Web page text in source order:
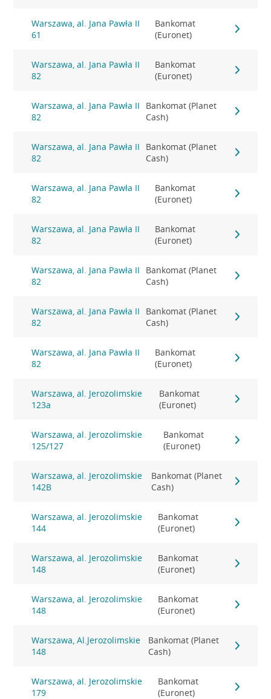
Warszawa, al. Jana Pawła II
61
Bankomat
(Euronet)
Warszawa, al. Jana Pawła II
82
Bankomat
(Euronet)
Warszawa, al. Jana Pawła II
82
Bankomat (Planet
Cash)
Warszawa, al. Jana Pawła II
82
Bankomat (Planet
Cash)
Warszawa, al. Jana Pawła II
82
Bankomat
(Euronet)
Warszawa, al. Jana Pawła II
82
Bankomat
(Euronet)
Warszawa, al. Jana Pawła II
82
Bankomat (Planet
Cash)
Warszawa, al. Jana Pawła II
82
Bankomat (Planet
Cash)
Warszawa, al. Jana Pawła II
82
Bankomat
(Euronet)
Warszawa, al. Jerozolimskie
123a
Bankomat
(Euronet)
Warszawa, al. Jerozolimskie
125/127
Bankomat
(Euronet)
Warszawa, al. Jerozolimskie
142B
Bankomat (Planet
Cash)
Warszawa, al. Jerozolimskie
144
Bankomat
(Euronet)
Warszawa, al. Jerozolimskie
148
Bankomat
(Euronet)
Warszawa, al. Jerozolimskie
148
Bankomat
(Euronet)
Warszawa, Al.Jerozolimskie
148
Bankomat (Planet
Cash)
Warszawa, al. Jerozolimskie
179
Bankomat
(Euronet)